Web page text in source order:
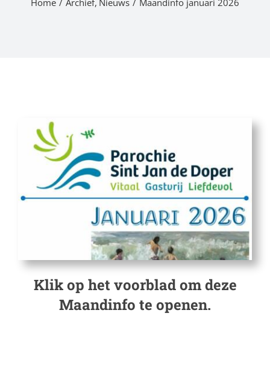
Home Archief Nieuws Maandinfo januari 2026
Klik op het voorblad om deze
Maandinfo te openen.